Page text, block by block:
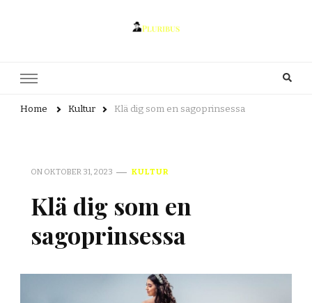
Home Kultur Klä dig som en sagoprinsessa
ON OKTOBER 31, 2023 KULTUR
Klä dig som en
sagoprinsessa